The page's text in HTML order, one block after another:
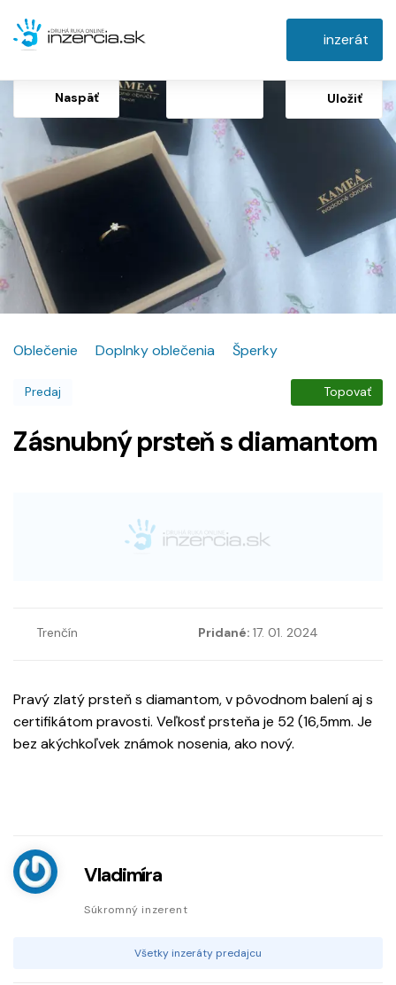
inzerát
Naspäť Uložiť
Oblečenie Doplnky oblečenia Šperky
Predaj Topovať
Zásnubný prsteň s diamantom
Trenčín Pridané: 17. 01. 2024
Pravý zlatý prsteň s diamantom, v pôvodnom balení aj s
certifikátom pravosti. Veľkosť prsteňa je 52 (16,5mm. Je
bez akýchkoľvek známok nosenia, ako nový.
Vladimíra
Súkromný inzerent
Všetky inzeráty predajcu